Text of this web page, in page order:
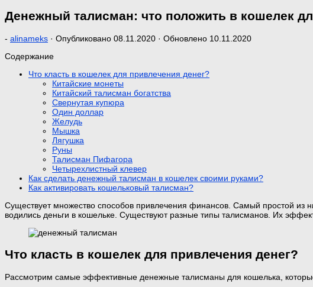
Денежный талисман: что положить в кошелек
- alinameks · Опубликовано 08.11.2020 · Обновлено 10.11.2020
Содержание
Что класть в кошелек для привлечения денег?
Китайские монеты
Китайский талисман богатства
Свернутая купюра
Один доллар
Желудь
Мышка
Лягушка
Руны
Талисман Пифагора
Четырехлистный клевер
Как сделать денежный талисман в кошелек своими руками?
Как активировать кошельковый талисман?
Существует множество способов привлечения финансов. Самый простой из
водились деньги в кошельке. Существуют разные типы талисманов. Их
Что класть в кошелек для привлечения денег?
Рассмотрим самые эффективные денежные талисманы для кошелька,